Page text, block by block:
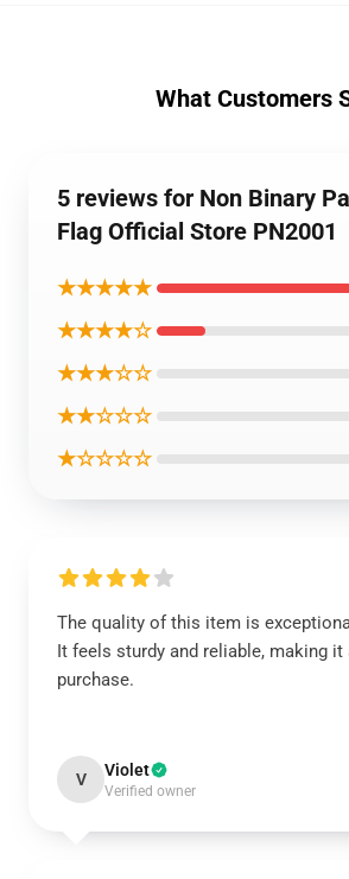
What Customers
5 reviews for Non Binary
Flag Official Store PN2001
★★★★★
★★★★☆
★★★☆☆
★★☆☆☆
★☆☆☆☆
The quality of this item is
It feels sturdy and reliable, making it
purchase.
V Violet
Verified owner